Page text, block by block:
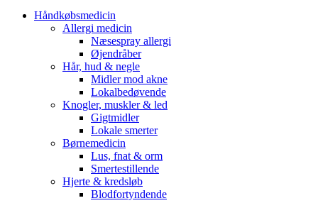
Håndkøbsmedicin
Allergi medicin
Næsespray allergi
Øjendråber
Hår, hud & negle
Midler mod akne
Lokalbedøvende
Knogler, muskler & led
Gigtmidler
Lokale smerter
Børnemedicin
Lus, fnat & orm
Smertestillende
Hjerte & kredsløb
Blodfortyndende